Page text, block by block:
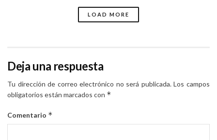
LOAD MORE
Deja una respuesta
Tu dirección de correo electrónico no será publicada. Los campos
obligatorios están marcados con *
Comentario *